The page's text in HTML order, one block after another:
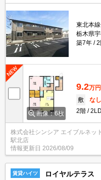
東北本
栃木県
築7年
2
画像：6枚
9.2万円
敷
なし
2階
株式会社シンシア エイブルネッ
駅北店
情報更新日 2026/08/09
賃貸ハイツ ロイヤルテラス